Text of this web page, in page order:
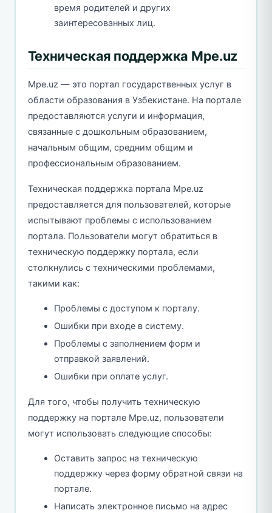
время родителей и других
заинтересованных лиц.
Техническая поддержка Mpe.uz
Mpe.uz — это портал государственных услуг в
области образования в Узбекистане. На портале
предоставляются услуги и информация,
связанные с дошкольным образованием,
начальным общим, средним общим и
профессиональным образованием.
Техническая поддержка портала Mpe.uz
предоставляется для пользователей, которые
испытывают проблемы с использованием
портала. Пользователи могут обратиться в
техническую поддержку портала, если
столкнулись с техническими проблемами,
такими как:
Проблемы с доступом к порталу.
Ошибки при входе в систему.
Проблемы с заполнением форм и
отправкой заявлений.
Ошибки при оплате услуг.
Для того, чтобы получить техническую
поддержку на портале Mpe.uz, пользователи
могут использовать следующие способы:
Оставить запрос на техническую
поддержку через форму обратной связи на
портале.
Написать электронное письмо на адрес